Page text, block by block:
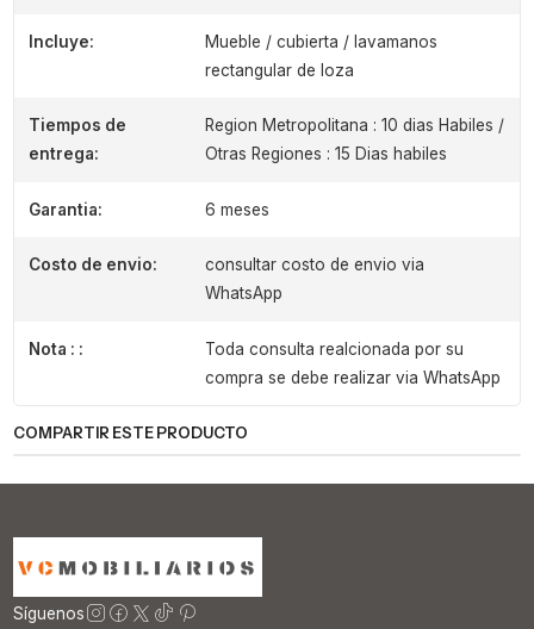
Incluye:
Mueble / cubierta / lavamanos
rectangular de loza
Tiempos de
entrega:
Region Metropolitana : 10 dias Habiles /
Otras Regiones : 15 Dias habiles
Garantia: 6 meses
Costo de envio:
consultar costo de envio via
WhatsApp
Nota : :
Toda consulta realcionada por su
compra se debe realizar via WhatsApp
COMPARTIR ESTE PRODUCTO
Síguenos